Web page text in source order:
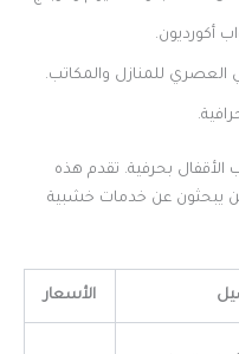
أكورديون.
العصري للمنازل والمكاتب.
الأقفال بحرفية. تقدم هذه
يبحثون عن خدمات خشبية
الأسعار